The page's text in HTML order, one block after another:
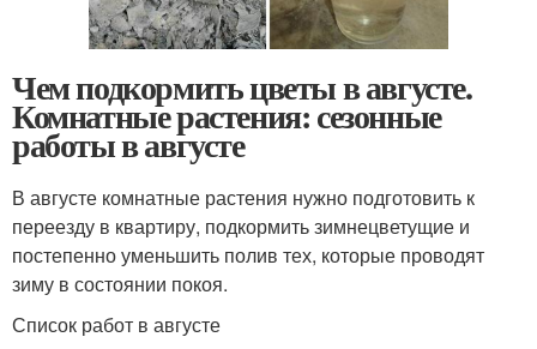
Чем подкормить цветы в августе.
Комнатные растения: сезонные
работы в августе
В августе комнатные растения нужно подготовить к
переезду в квартиру, подкормить зимнецветущие и
постепенно уменьшить полив тех, которые проводят
зиму в состоянии покоя.
Список работ в августе